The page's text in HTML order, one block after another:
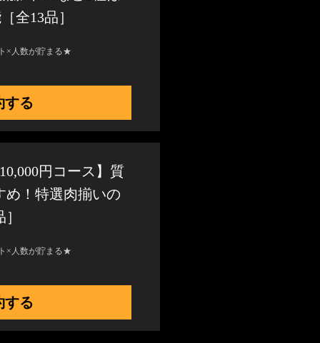
全13品］
×人数が貯まる★
する
円コース】質
め！特選肉揃いの
×人数が貯まる★
する